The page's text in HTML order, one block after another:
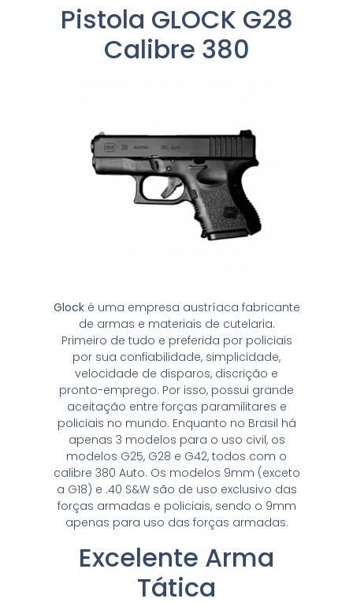
Pistola GLOCK G28
Calibre 380
Glocké uma empresa austríaca fabricante
de armas e materiais de cutelaria.
Primeiro de tudo e preferida por policiais
por sua confiabilidade, simplicidade,
velocidade de disparos, discrição e
pronto-emprego. Por isso, possui grande
aceitação entre forças paramilitares e
policiais no mundo. Enquanto no Brasil há
apenas 3 modelos para o uso civil, os
modelos G25, G28 e G42, todos com o
calibre 380 Auto. Os modelos 9mm (exceto
a G18) e .40 S&W são de uso exclusivo das
forças armadas e policiais, sendo o 9mm
apenas para uso das forças armadas.
Excelente Arma
Tática